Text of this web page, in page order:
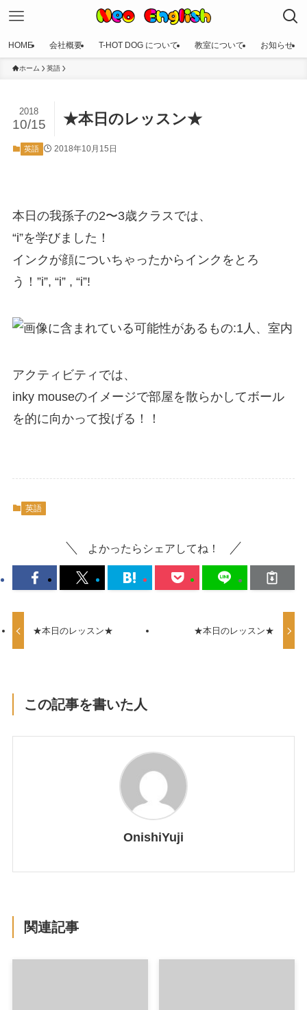
HOME 会社概要 T-HOT DOG について 教室について お知らせ
ホーム 英語
★本日のレッスン★
2018
10/15
英語 2018年10月15日
本日の我孫子の2〜3歳クラスでは、
“i”を学びました！
インクが顔についちゃったからインクをとろ
う！”i”, “i” , “i”!
アクティビティでは、
inky mouseのイメージで部屋を散らかしてボール
を的に向かって投げる！！
英語
よかったらシェアしてね！
★本日のレッスン★ ★本日のレッスン★
この記事を書いた人
OnishiYuji
関連記事